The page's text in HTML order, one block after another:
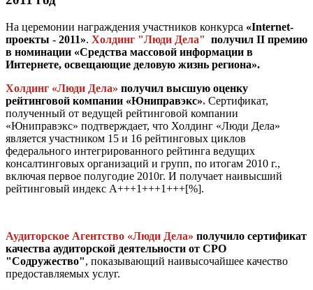
На церемонии награждения участников конкурса «Internet-
проекты - 2011». Холдинг "Люди Дела" получил II премию
в номинации «Средства массовой информации в
Интернете, освещающие деловую жизнь региона».
Холдинг «Люди Дела» получил высшую оценку
рейтинговой компании «Юниправэкс». Сертификат,
полученный от ведущей рейтинговой компании
«Юниправэкс» подтверждает, что Холдинг «Люди Дела»
является участником 15 и 16 рейтинговых циклов
федерального интегрированного рейтинга ведущих
консалтинговых организаций и групп, по итогам 2010 г.,
включая первое полугодие 2010г. И получает наивысший
рейтинговый индекс А+++1+++1+++[%].
Аудиторское Агентство «Люди Дела» получило сертификат
качества аудиторской деятельности от СРО
"Содружество", показывающий наивысочайшее качество
предоставляемых услуг.